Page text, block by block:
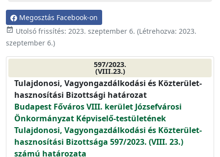
Megosztás Facebook-on
event_available Utolsó frissítés: 2023. szeptember 6. (Létrehozva: 2023.
szeptember 6.)
597/2023.
(VIII.23.)
Tulajdonosi, Vagyongazdálkodási és Közterület-
hasznosítási Bizottsági határozat
Budapest Főváros VIII. kerület Józsefvárosi
Önkormányzat Képviselő-testületének
Tulajdonosi, Vagyongazdálkodási és Közterület-
hasznosítási Bizottsága 597/2023. (VIII. 23.)
számú határozata